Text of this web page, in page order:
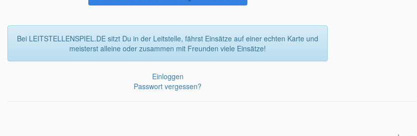
Bei LEITSTELLENSPIEL.DE sitzt Du in der Leitstelle, fährst Einsätze auf einer echten Karte und
meisterst alleine oder zusammen mit Freunden viele Einsätze!
Einloggen
Passwort vergessen?